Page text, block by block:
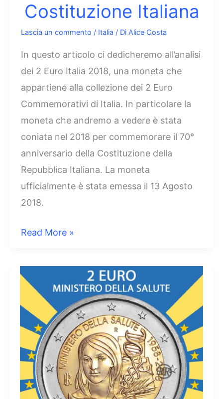
Costituzione Italiana
Lascia un commento / Italia / Di Alice Costa
In questo articolo ci dedicheremo all’analisi
dei 2 Euro Italia 2018, una moneta che
appartiene alla collezione dei 2 Euro
Commemorativi di Italia. In particolare la
moneta che andremo a vedere è stata
coniata nel 2018 per commemorare il 70°
anniversario della Costituzione della
Repubblica Italiana. La moneta
ufficialmente è stata emessa il 13 Agosto
2018.
2
Italia
2018
Costituzione
Italiana
Read More »